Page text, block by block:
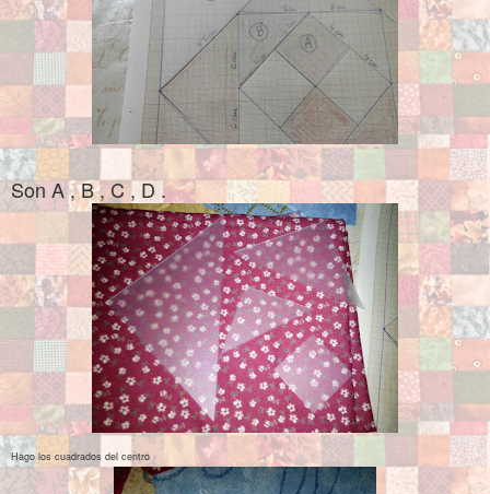
Son A , B , C , D .
Hago los cuadrados del centro